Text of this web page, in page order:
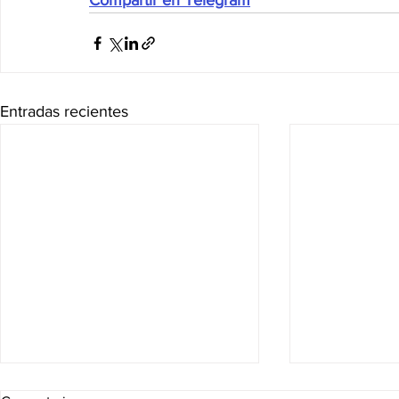
Entradas recientes